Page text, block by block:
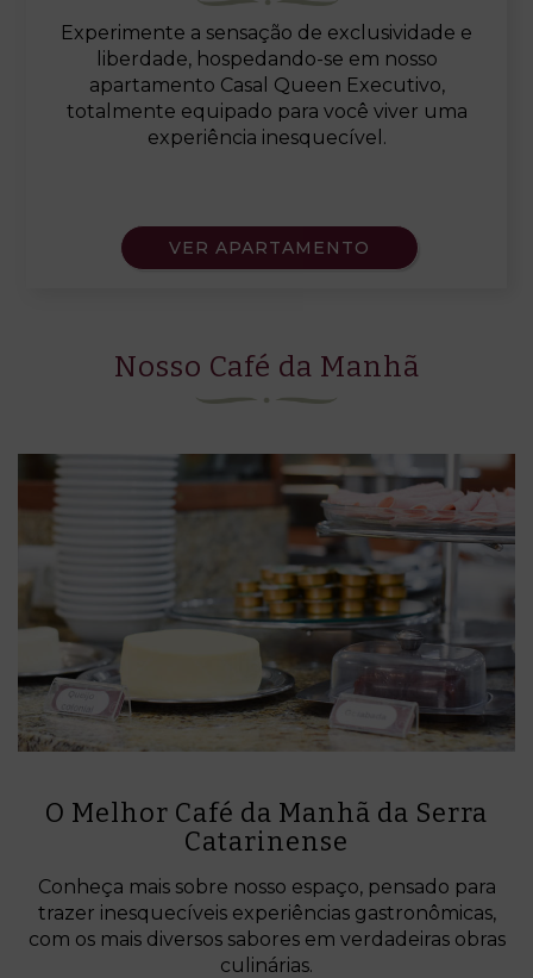
Experimente a sensação de exclusividade e
liberdade, hospedando-se em nosso
apartamento Casal Queen Executivo,
totalmente equipado para você viver uma
experiência inesquecível.
VER APARTAMENTO
Nosso Café da Manhã
O Melhor Café da Manhã da Serra
Catarinense
Conheça mais sobre nosso espaço, pensado para
trazer inesquecíveis experiências gastronômicas,
com os mais diversos sabores em verdadeiras obras
culinárias.